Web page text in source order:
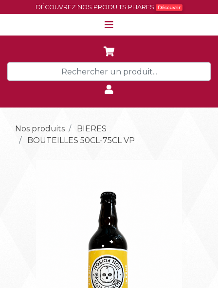
DÉCOUVREZ NOS PRODUITS PHARES Découvrir
Nos produits
BIERES
BOUTEILLES 50CL-75CL VP